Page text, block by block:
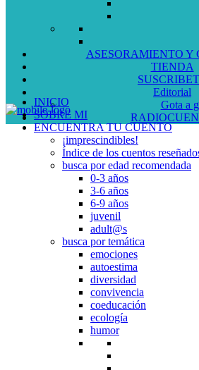
ASESORAMIENTO Y
TIENDA
Editorial
Gota a
INICIO
SOBRE MI
ENCUENTRA TU CUENTO
¡imprescindibles!
Índice de los cuentos
busca por edad recomendada
0-3 años
3-6 años
6-9 años
juvenil
adult@s
busca por temática
emociones
autoestima
diversidad
convivencia
coeducación
ecología
humor